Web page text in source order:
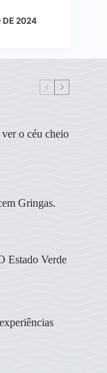
DE 2024
o céu cheio
Gringas.
Estado Verde